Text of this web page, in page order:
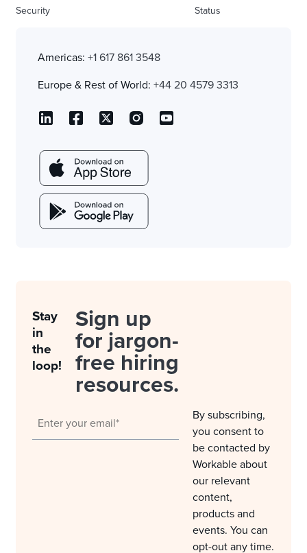
Security Status
Americas: +1 617 861 3548
Europe & Rest of World: +44 20 4579 3313
Stay
in
the
loop!
Sign up
for jargon-
free hiring
resources.
By subscribing,
you consent to
be contacted by
Workable about
our relevant
content,
products and
events. You can
opt-out any time.